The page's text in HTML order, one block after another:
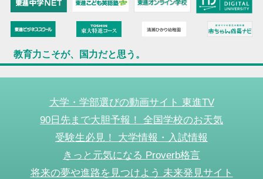
教育力こそが、国力だと思う。
大学・学部選びの動画サイト 東進TV
90日先まで大胆予報！ 全国学校のお天気
受験生必見！ 大学情報・入試情報
きっと元気になる Proverb格言
将来の夢や進路を見つけよう 未来発見サイト